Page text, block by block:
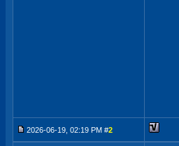
2026-06-19, 02:19 PM #2